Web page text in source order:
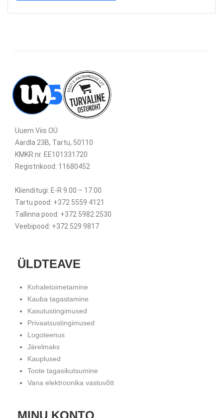
Uuem Viis OÜ
Aardla 23B, Tartu, 50110
KMKR nr. EE101331720
Registrikood: 11680452
Klienditugi: E-R 9.00 – 17.00
Tartu pood: +372 5559 4121
Tallinna pood: +372 5982 2530
Veebipood: +372 529 9817
ÜLDTEAVE
Kohaletoimetamine
Kauba tagastamine
Kasutustingimused
Privaatsustingimused
Logoteenus
Järelmaks
Kauplused
Toote tagasikutsumine
Vana elektroonika vastuvõtt
MINU KONTO